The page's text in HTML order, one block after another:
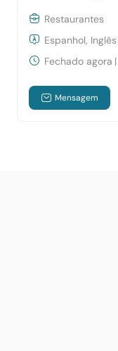
Restaurantes
Espanhol, Inglês
Fechado agora |
Mensagem